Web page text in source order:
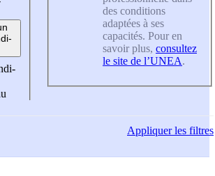
des conditions
adaptées à ses
capacités. Pour en
savoir plus, consultez
le site de l’UNEA.
Appliquerles filtres